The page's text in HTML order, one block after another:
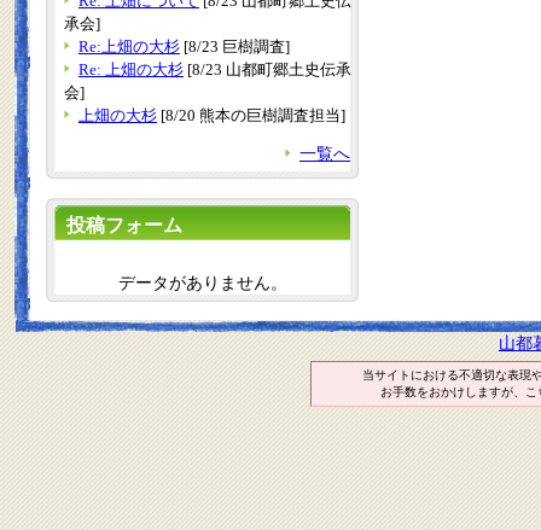
承会]
Re:上畑の大杉 [8/23 巨樹調査]
Re: 上畑の大杉 [8/23 山都町郷土史伝承
会]
上畑の大杉 [8/20 熊本の巨樹調査担当]
一覧へ
投稿フォーム
データがありません。
山都
当サイトにおける不適切な表現
お手数をおかけしますが、こ